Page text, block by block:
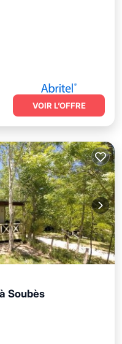
VOIR L’OFFRE
Soubès
Cuisine